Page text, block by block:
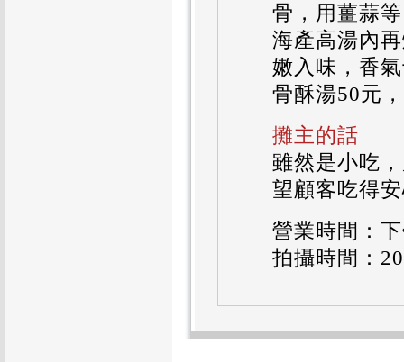
骨，用薑蒜
海產高湯內
嫩入味，香
骨酥湯50元
攤主的話
雖然是小吃
望顧客吃得
營業時間：
拍攝時間：